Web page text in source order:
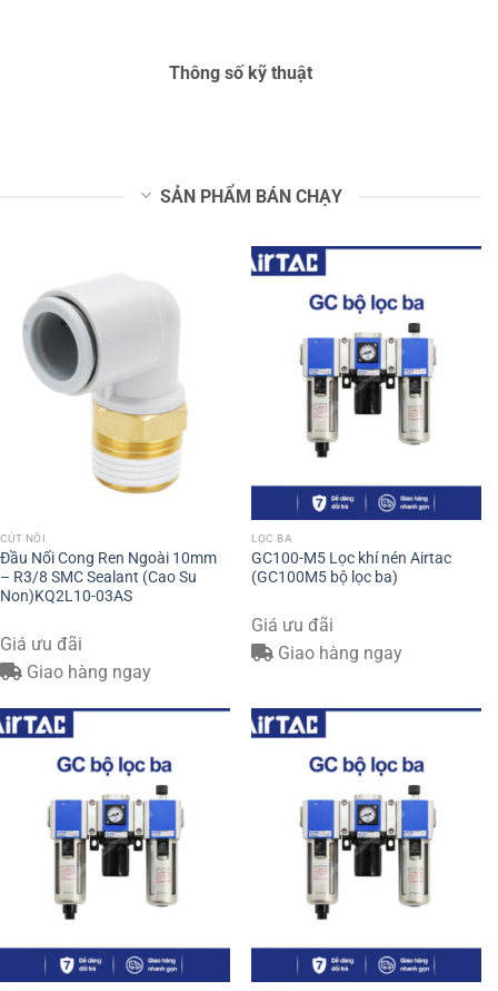
Thông số kỹ thuật
SẢN PHẨM BÁN CHẠY
CÚT NỐI
Đầu Nối Cong Ren Ngoài 10mm
– R3/8 SMC Sealant (Cao Su
Non)KQ2L10-03AS
Giá ưu đãi
Giao hàng ngay
LỌC BA
GC100-M5 Lọc khí nén Airtac
(GC100M5 bộ lọc ba)
Giá ưu đãi
Giao hàng ngay